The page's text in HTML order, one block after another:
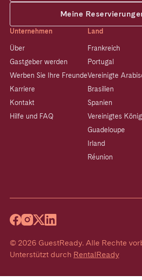
Meine
Unternehmen
Über
Gastgeber werden
Werben Sie Ihre Freunde
Karriere
Kontakt
Hilfe und FAQ
Land
Frankreich
Portugal
Vereinigte
Brasilien
Spanien
Vereinigtes
Guadeloupe
Irland
Réunion
© 2026 GuestReady. Alle Rechte
Unterstützt durch RentalReady